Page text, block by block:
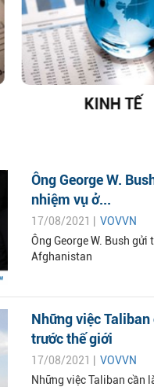
KINH TẾ
Ông George W.
nhiệm vụ ở...
17/08/2021 | VOVVN
Ông George W. Bush
Afghanistan
Những việc
trước thế giới
17/08/2021 | VOVVN
Những việc Taliban cần